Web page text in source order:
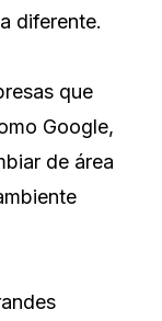
diferente.
que
Google,
de área